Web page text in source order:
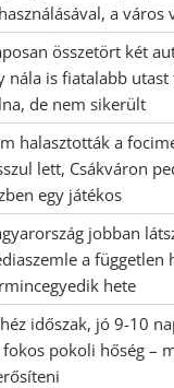
a város
összetört két
nála is fiatalabb
de nem sikerült
halasztották a
lett, Csákváron
egy játékos
jobban
a független
hete
időszak, jó 9-10
pokoli hőség –